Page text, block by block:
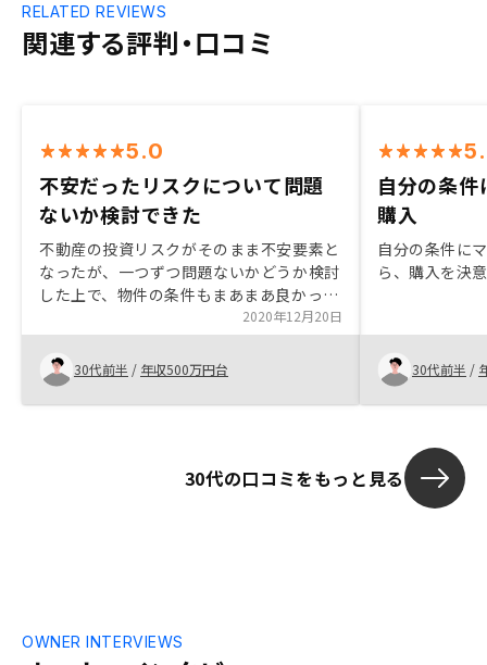
関連する評判・口コミ
RELATED REVIEWS
5.0
不安だったリスクについて問題
ないか検討できた
不動産の投資リスクがそのまま不安要素と
なったが、一つずつ問題ないかどうか検討
した上で、物件の条件もまあまあ良かった
ことから購入に踏み切った。株主優待制度
で成約時、価格割引(もしくはキャッシュ
バック、ギフト券など)があるといい。
2020年12月20日
30代前半 / 年収500万円台
自分の条
購入
自分の条件に
ら、購入を決
30代前半 /
30代の口コミをもっと見る
OWNER INTERVIEWS